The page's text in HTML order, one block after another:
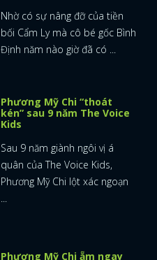
Nhờ có sự nâng đỡ của tiền
bối Cẩm Ly mà cô bé gốc Bình
Định năm nào giờ đã có ...
Phương Mỹ Chi “thoát
kén” sau 9 năm The Voice
Kids
Sau 9 năm giành ngôi vị á
quân của The Voice Kids,
Phương Mỹ Chi lột xác ngoạn
...
Phương Mỹ Chi ẵm ngay